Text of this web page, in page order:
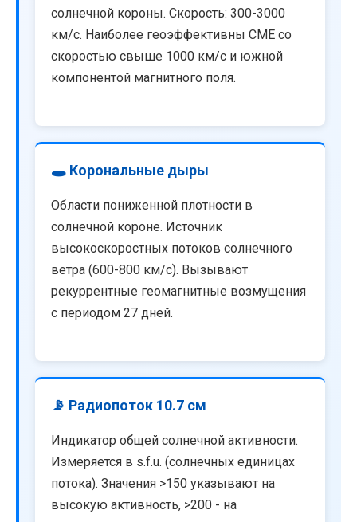
солнечной короны. Скорость: 300-3000
км/с. Наиболее геоэффективны CME со
скоростью свыше 1000 км/с и южной
компонентой магнитного поля.
🕳️ Корональные дыры
Области пониженной плотности в
солнечной короне. Источник
высокоскоростных потоков солнечного
ветра (600-800 км/с). Вызывают
рекуррентные геомагнитные возмущения
с периодом 27 дней.
📡 Радиопоток 10.7 см
Индикатор общей солнечной активности.
Измеряется в s.f.u. (солнечных единицах
потока). Значения >150 указывают на
высокую активность, >200 - на